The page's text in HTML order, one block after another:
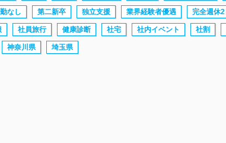
なし 第二新卒 独立支援 業界経験者優遇 完全週休
社員旅行 健康診断 社宅 社内イベント 社割
神奈川県 埼玉県